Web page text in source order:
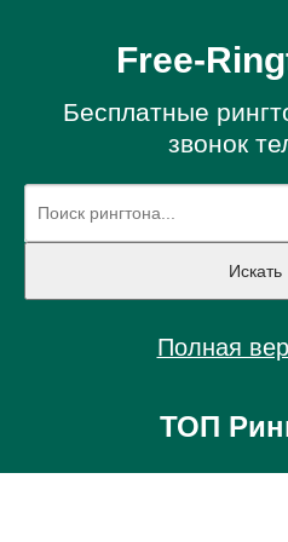
Free-
Бесплатные
звонок
Полная
ТОП